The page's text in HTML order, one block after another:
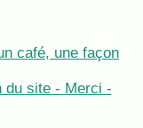
café, une façon
du site - Merci -